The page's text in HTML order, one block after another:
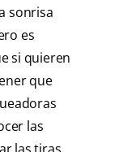
sonrisa
es
si quieren
que
las